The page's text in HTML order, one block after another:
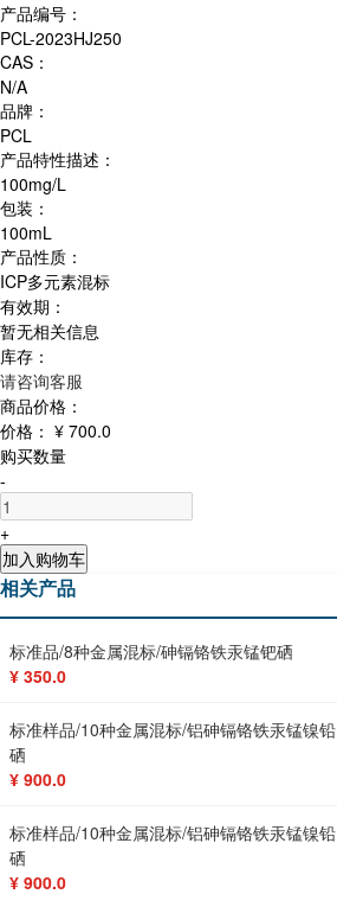
产品编号：
PCL-2023HJ250
CAS：
N/A
品牌：
PCL
产品特性描述：
100mg/L
包装：
100mL
产品性质：
ICP多元素混标
有效期：
暂无相关信息
库存：
请咨询客服
商品价格：
价格： ¥ 700.0
购买数量
-
+
加入购物车
相关产品
标准品/8种金属混标/砷镉铬铁汞锰钯硒
¥ 350.0
标准样品/10种金属混标/铝砷镉铬铁汞锰镍铅
硒
¥ 900.0
标准样品/10种金属混标/铝砷镉铬铁汞锰镍铅
硒
¥ 900.0